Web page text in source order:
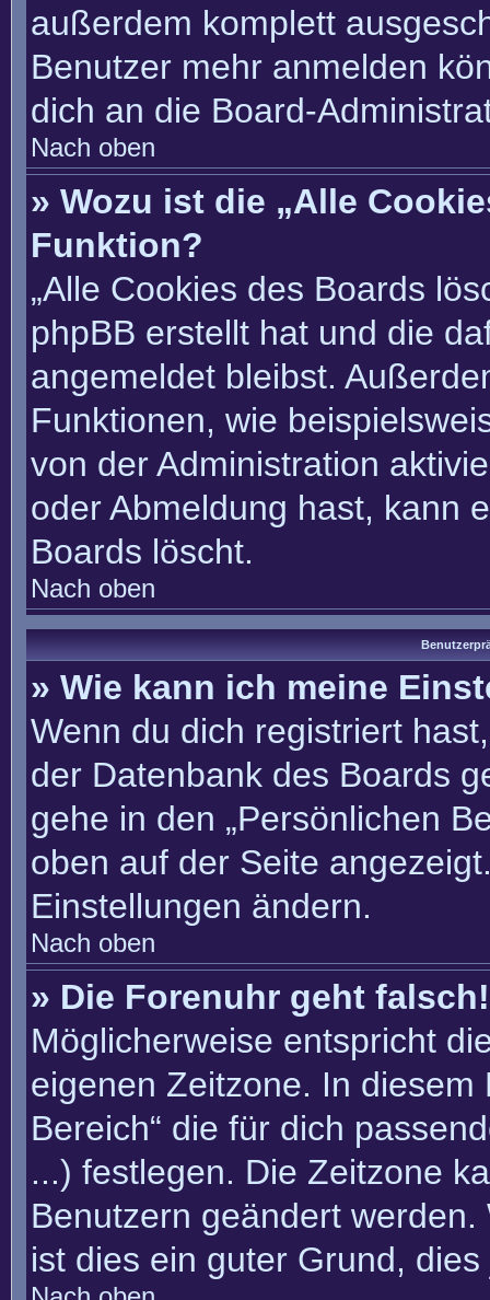
außerdem komplett
Benutzer mehr anmelden
dich an die Board-
Nach oben
» Wozu ist die „Alle
Funktion?
„Alle Cookies des Boards
phpBB erstellt hat und die
angemeldet bleibst.
Funktionen, wie
von der Administration
oder Abmeldung hast, kann
Boards löscht.
Nach oben
» Wie kann ich meine
Wenn du dich registriert
der Datenbank des Boards
gehe in den „Persönlichen
oben auf der Seite
Einstellungen ändern.
Nach oben
» Die Forenuhr geht falsch!
Möglicherweise entspricht
eigenen Zeitzone. In diesem
Bereich“ die für dich
...) festlegen. Die Zeitzone
Benutzern geändert
ist dies ein guter Grund,